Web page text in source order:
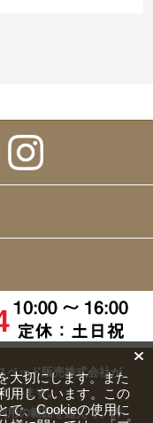
ベッド販売株式会社が
います。
用の範囲を超えて、許
大切にします。また
用しています。この
で、Cookieの使用に